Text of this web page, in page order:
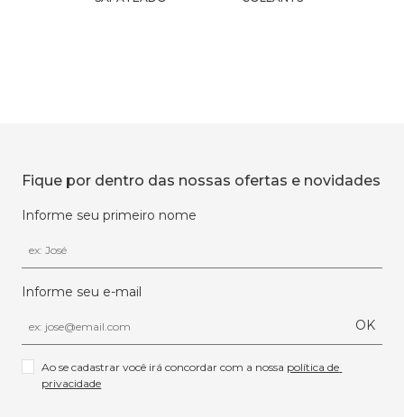
Fique por dentro das nossas ofertas e novidades
Informe seu primeiro nome
Informe seu e-mail
OK
Ao se cadastrar você irá concordar com a nossa política de
privacidade